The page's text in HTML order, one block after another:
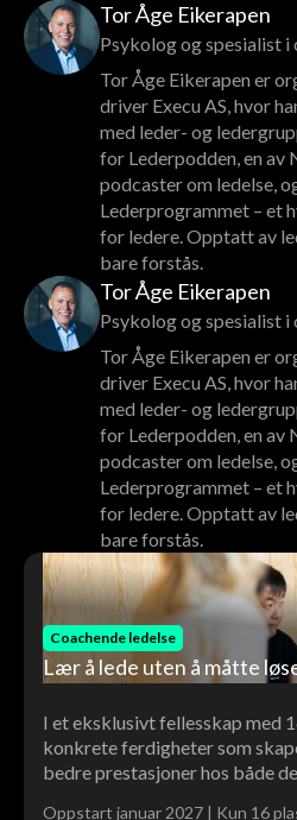
Tor Åge Eikerapen
Psykolog og spesialist
Tor Åge Eikerapen er
driver Execu AS, hvor
med leder- og
for Lederpodden, en av
podcaster om ledelse,
Lederprogrammet – et
for ledere. Opptatt av
bare forstås.
Tor Åge Eikerapen
Psykolog og spesialist
Tor Åge Eikerapen er
driver Execu AS, hvor
med leder- og
for Lederpodden, en av
podcaster om ledelse,
Lederprogrammet – et
for ledere. Opptatt av
bare forstås.
Coachende ledelse
Lær å lede uten å måtte
I et eksklusivt fellesskap med
konkrete ferdigheter som
bedre prestasjoner hos både
Oppstart januar 2027 | Kun 16